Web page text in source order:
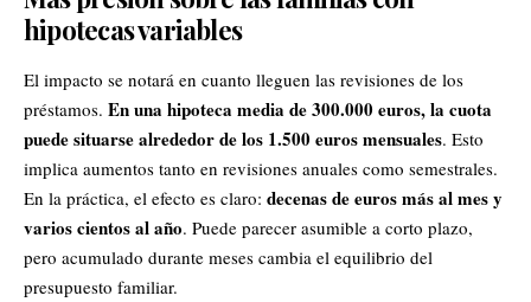
hipotecas variables
El impacto se notará en cuanto lleguen las revisiones de los
préstamos. En una hipoteca media de 300.000 euros, la cuota
puede situarse alrededor de los 1.500 euros mensuales. Esto
implica aumentos tanto en revisiones anuales como semestrales.
En la práctica, el efecto es claro: decenas de euros más al mes y
varios cientos al año. Puede parecer asumible a corto plazo,
pero acumulado durante meses cambia el equilibrio del
presupuesto familiar.